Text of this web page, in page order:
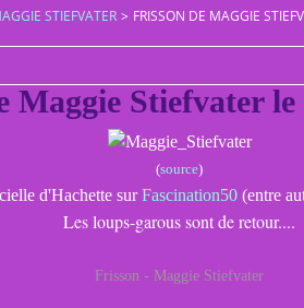
STIEFVATER > FRISSON DE MAGGIE
Maggie Stiefvater
(source)
d'Hachette surFascination50 (entre
Les loups-garous sont de retour....
Frisson - Maggie Stiefvater